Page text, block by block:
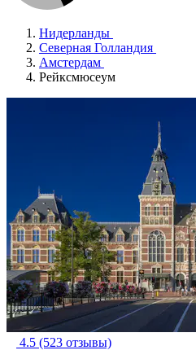
Нидерланды
Северная Голландия
Амстердам
Рейксмюсеум
4.5 (523 отзывы)